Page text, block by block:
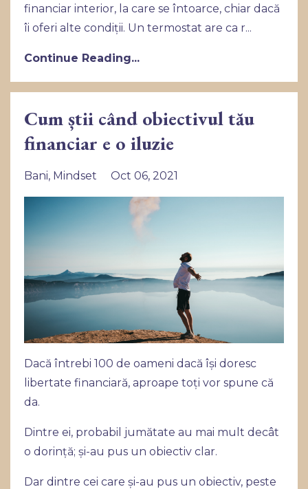
financiar interior, la care se întoarce, chiar dacă
îi oferi alte condiții. Un termostat are ca r...
Continue Reading...
Cum știi când obiectivul tău
financiar e o iluzie
Bani Mindset Oct 06, 2021
Dacă întrebi 100 de oameni dacă își doresc
libertate financiară, aproape toți vor spune că
da.
Dintre ei, probabil jumătate au mai mult decât
o dorință; și-au pus un obiectiv clar.
Dar dintre cei care și-au pus un obiectiv, peste